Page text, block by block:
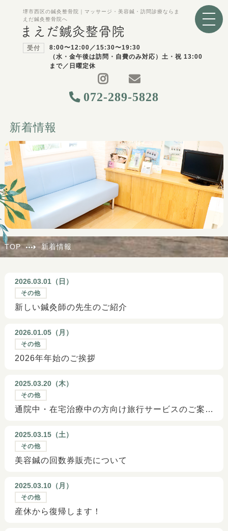
堺市西区の鍼灸整骨院｜マッサージ・美容鍼・訪問診療ならま
えだ鍼灸整骨院へ
受付
8:00〜12:00／15:30〜19:30
（水・金午後は訪問・自費のみ対応）土・祝 13:00
まで／日曜定休
072-289-5828
新着情報
TOP 新着情報
2026.03.01（ 日 ）
その他
新しい鍼灸師の先生のご紹介
2026.01.05（ 月 ）
その他
2026年年始のご挨拶
2025.03.20（木）
その他
通院中・在宅治療中の方向け旅行サービスのご案内
2025.03.15（土）
その他
美容鍼の回数券販売について
2025.03.10（ 月 ）
その他
産休から復帰します！